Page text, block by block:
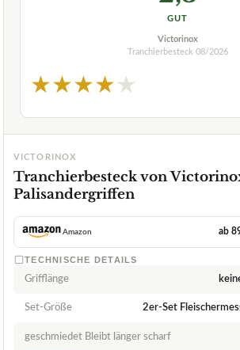
GUT
Victorinox
Tranchierbesteck 08/2026
★★★★★
VICTORINOX
Tranchierbesteck von
Palisandergriffen
Amazon ab
TECHNISCHE DETAILS
Grifflänge
Set-Größe 2er-Set
geschmiedet Bleibt länger scharf